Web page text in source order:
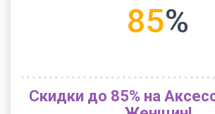
85%
Скидки до 85% на